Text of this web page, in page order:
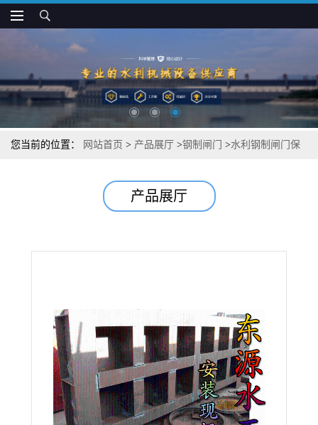
您当前的位置： 网站首页 > 产品展厅 >钢制闸门 >水利钢制闸门保
产品展厅